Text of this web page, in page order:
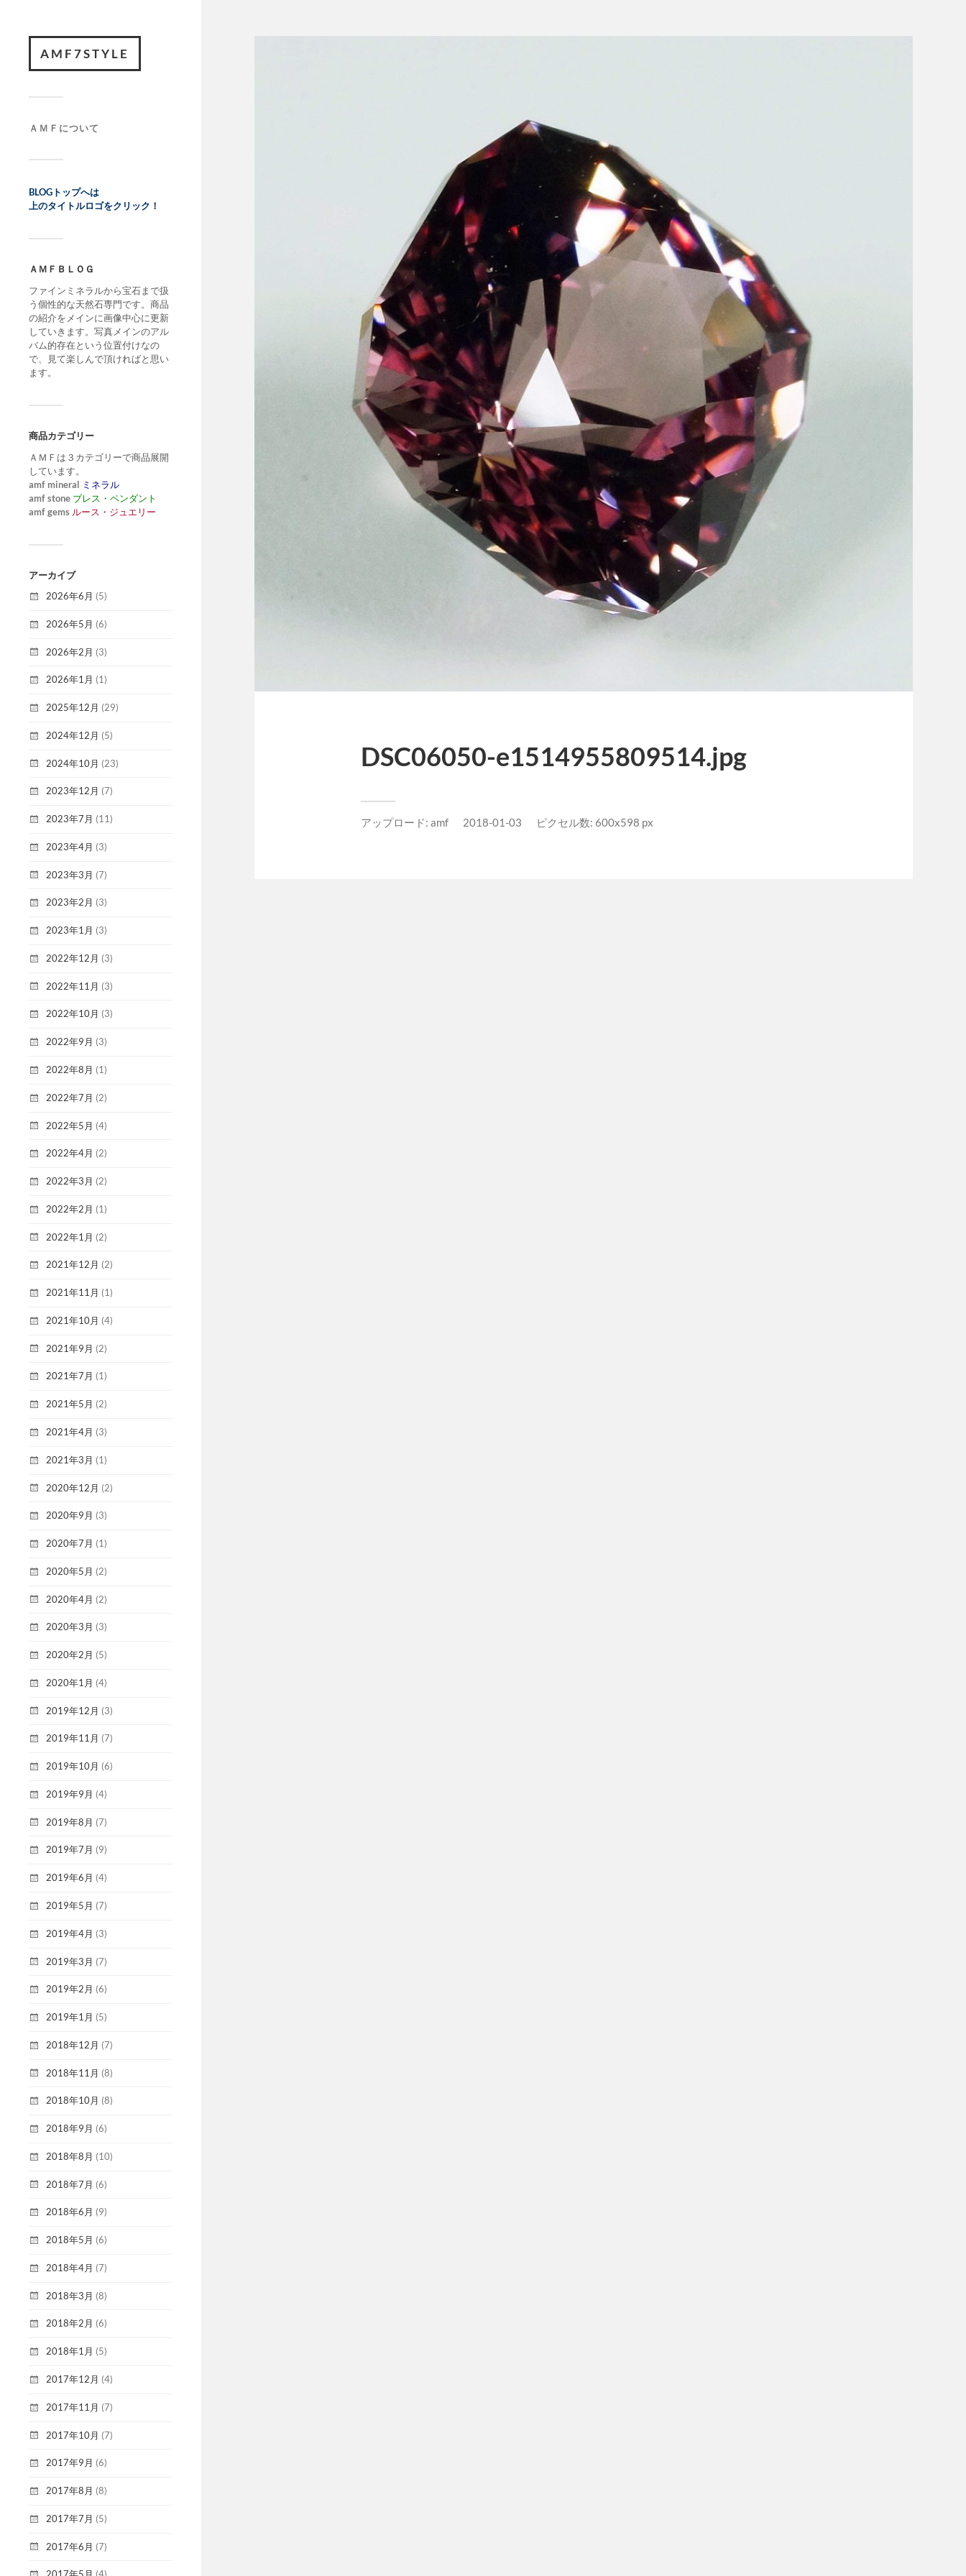
AMF7STYLE
ＡＭＦについて
BLOGトップへは
上のタイトルロゴをクリック！
ＡＭＦＢＬＯＧ
ファインミネラルから宝石まで扱
う個性的な天然石専門です。商品
の紹介をメインに画像中心に更新
していきます。写真メインのアル
バム的存在という位置付けなの
で、見て楽しんで頂ければと思い
ます。
商品カテゴリー
ＡＭＦは３カテゴリーで商品展開
しています。
amf mineral ミネラル
amf stone ブレス・ペンダント
amf gems ルース・ジュエリー
アーカイブ
2026年6月 (5)
2026年5月 (6)
2026年2月 (3)
2026年1月 (1)
2025年12月 (29)
2024年12月 (5)
2024年10月 (23)
2023年12月 (7)
2023年7月 (11)
2023年4月 (3)
2023年3月 (7)
2023年2月 (3)
2023年1月 (3)
2022年12月 (3)
2022年11月 (3)
2022年10月 (3)
2022年9月 (3)
2022年8月 (1)
2022年7月 (2)
2022年5月 (4)
2022年4月 (2)
2022年3月 (2)
2022年2月 (1)
2022年1月 (2)
2021年12月 (2)
2021年11月 (1)
2021年10月 (4)
2021年9月 (2)
2021年7月 (1)
2021年5月 (2)
2021年4月 (3)
2021年3月 (1)
2020年12月 (2)
2020年9月 (3)
2020年7月 (1)
2020年5月 (2)
2020年4月 (2)
2020年3月 (3)
2020年2月 (5)
2020年1月 (4)
2019年12月 (3)
2019年11月 (7)
2019年10月 (6)
2019年9月 (4)
2019年8月 (7)
2019年7月 (9)
2019年6月 (4)
2019年5月 (7)
2019年4月 (3)
2019年3月 (7)
2019年2月 (6)
2019年1月 (5)
2018年12月 (7)
2018年11月 (8)
2018年10月 (8)
2018年9月 (6)
2018年8月 (10)
2018年7月 (6)
2018年6月 (9)
2018年5月 (6)
2018年4月 (7)
2018年3月 (8)
2018年2月 (6)
2018年1月 (5)
2017年12月 (4)
2017年11月 (7)
2017年10月 (7)
2017年9月 (6)
2017年8月 (8)
2017年7月 (5)
2017年6月 (7)
DSC06050-e1514955809514.jpg
アップロード: amf 2018-01-03 ピクセル数: 600x598 px